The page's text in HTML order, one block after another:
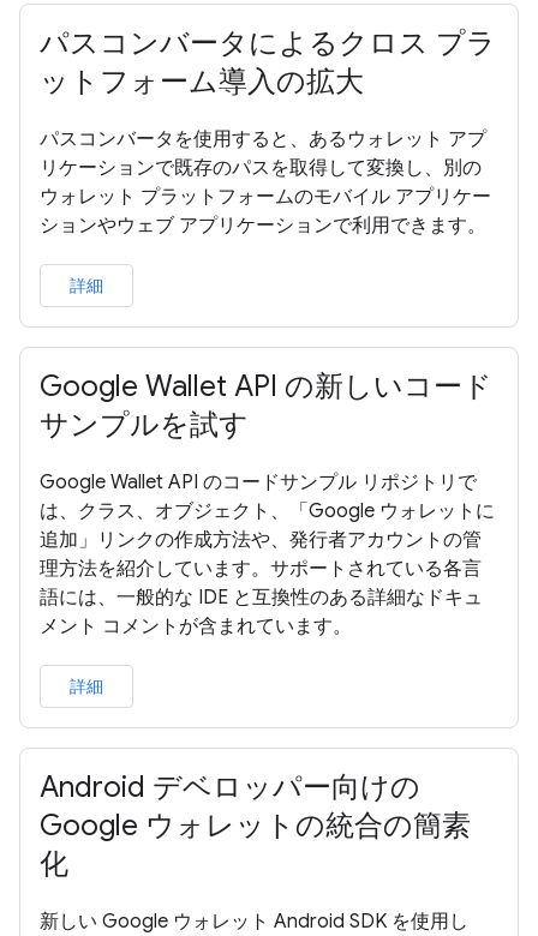
パスコンバータによるクロス プラ
ットフォーム導入の拡大
パスコンバータを使用すると、あるウォレット アプ
リケーションで既存のパスを取得して変換し、別の
ウォレット プラットフォームのモバイル アプリケー
ションやウェブ アプリケーションで利用できます。
詳細
Google Wallet API の新しいコード
サンプルを試す
Google Wallet API のコードサンプル リポジトリで
は、クラス、オブジェクト、「Google ウォレットに
追加」リンクの作成方法や、発行者アカウントの管
理方法を紹介しています。サポートされている各言
語には、一般的な IDE と互換性のある詳細なドキュ
メント コメントが含まれています。
詳細
Android デベロッパー向けの
Google ウォレットの統合の簡素
化
新しい Google ウォレット Android SDK を使用し